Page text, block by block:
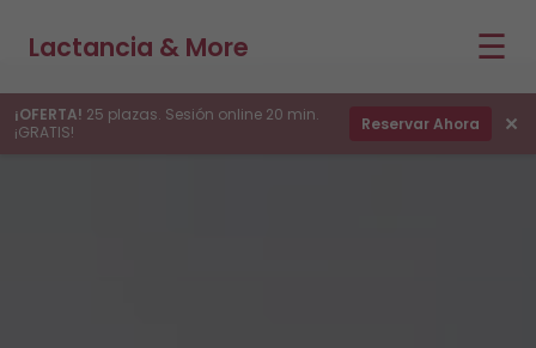
¡OFERTA! 25 plazas. Sesión online 20 min.
¡GRATIS!
Reservar Ahora ×
Lactancia & More ☰